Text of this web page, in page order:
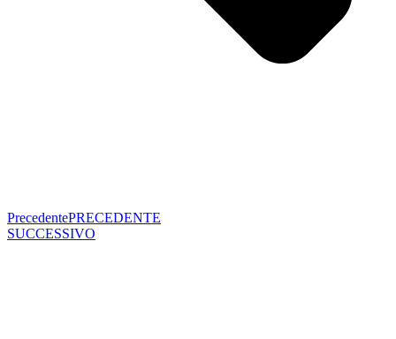
PrecedentePRECEDENTE
SUCCESSIVO